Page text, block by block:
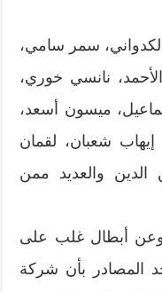
سمر سامي،
نانسي خوري،
ميسون أسعد،
شعبان، لقمان
والعديد ممن
أبطال غلب على
المصادر بأن شركة